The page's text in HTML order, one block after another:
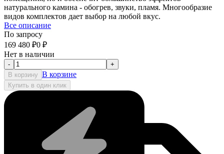
натурального камина - обогрев, звуки, пламя. Многообразие
видов комплектов дает выбор на любой вкус.
Все описание
По запросу
169 480 ₽0 ₽
Нет в наличии
-
+
В корзину В корзине
Купить в один клик